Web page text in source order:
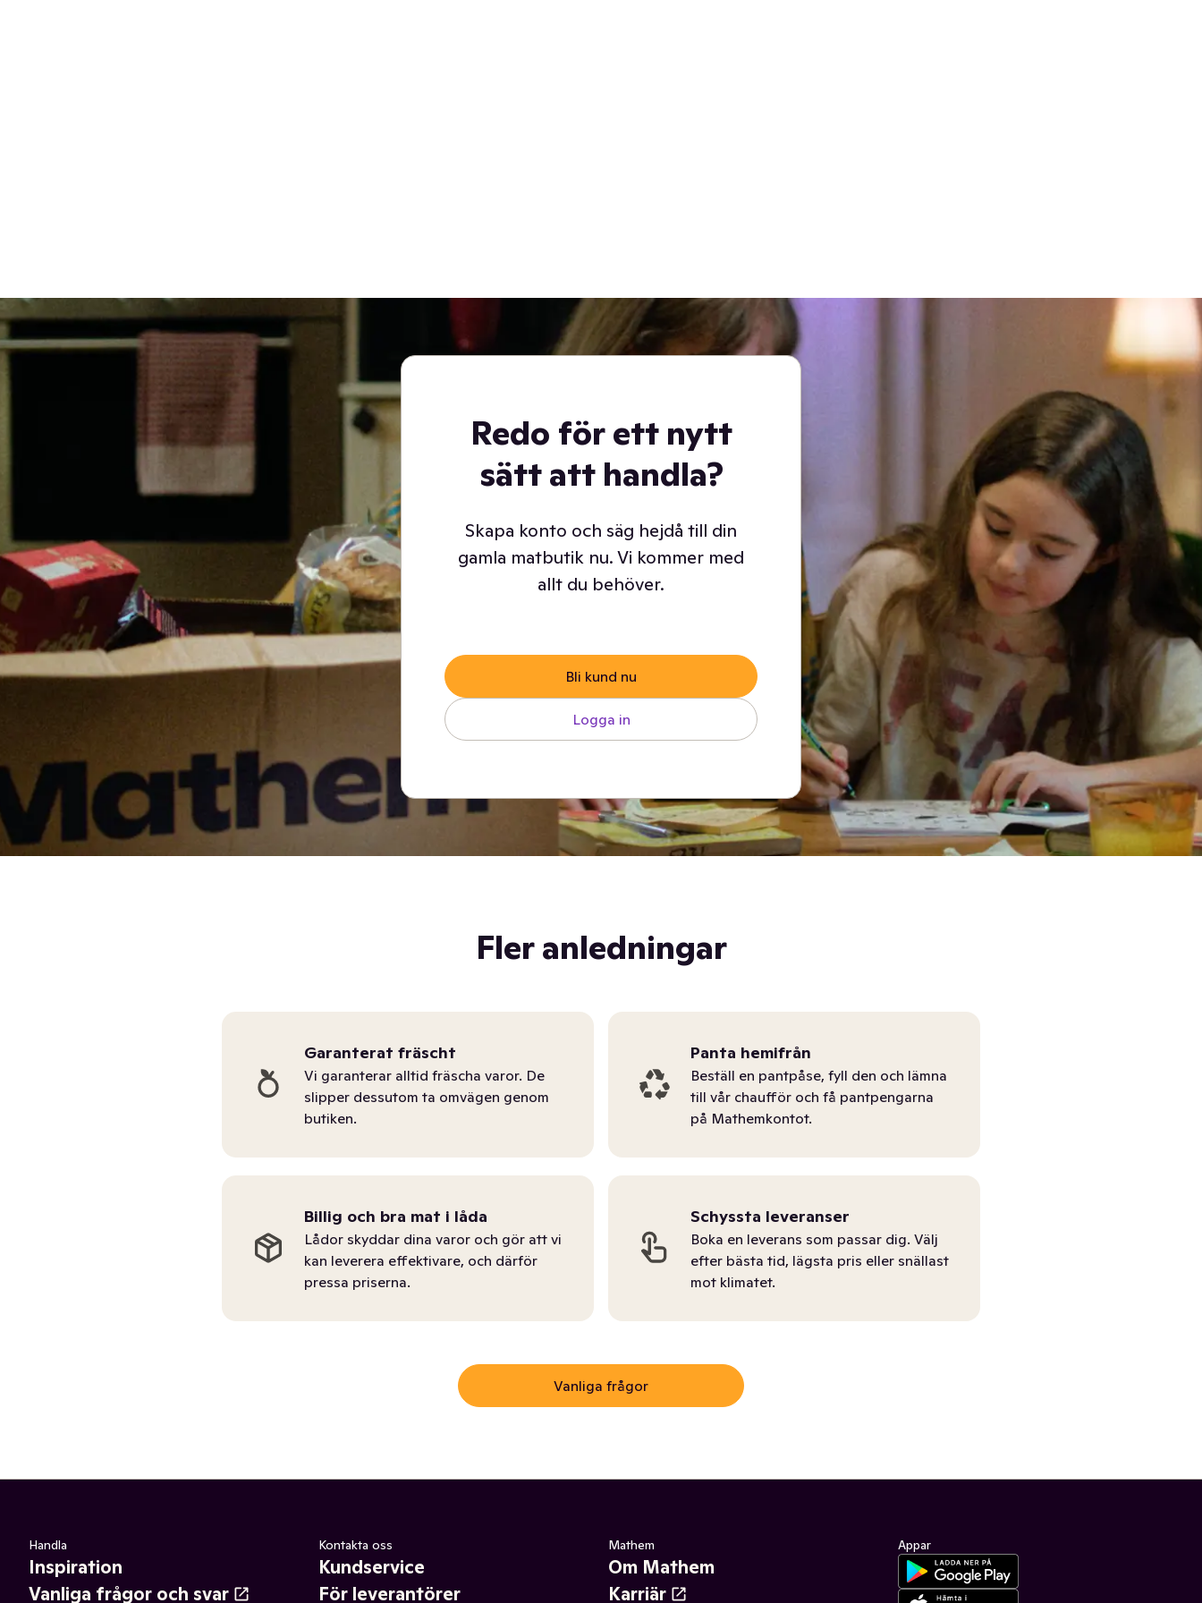
Redo för ett nytt
sätt att handla?
Skapa konto och säg hejdå till din
gamla matbutik nu. Vi kommer med
allt du behöver.
Bli kund nu
Logga in
Fler anledningar
Garanterat fräscht
Vi garanterar alltid fräscha varor. De
slipper dessutom ta omvägen genom
butiken.
Panta hemifrån
Beställ en pantpåse, fyll den och lämna
till vår chaufför och få pantpengarna
på Mathemkontot.
Billig och bra mat i låda
Lådor skyddar dina varor och gör att vi
kan leverera effektivare, och därför
pressa priserna.
Schyssta leveranser
Boka en leverans som passar dig. Välj
efter bästa tid, lägsta pris eller snällast
mot klimatet.
Vanliga frågor
Handla
Inspiration
Vanliga frågor och svar
Kontakta oss
Kundservice
För leverantörer
Mathem
Om Mathem
Karriär
Appar